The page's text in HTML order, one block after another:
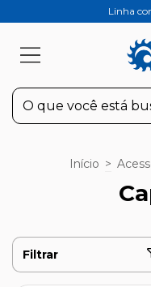
Linha
Início >
Filtrar